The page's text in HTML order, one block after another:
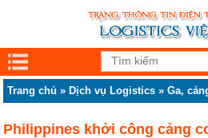
Trang chủ » Dịch vụ Logistics »Ga,
Philippines khởi công cảng